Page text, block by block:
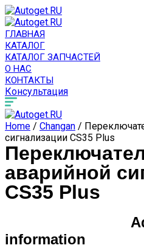
ГЛАВНАЯ
КАТАЛОГ
КАТАЛОГ ЗАПЧАСТЕЙ
О НАС
КОНТАКТЫ
Консультация
Home / Changan /
сигнализации CS35 Plus
аварийной
CS35 Plus
information